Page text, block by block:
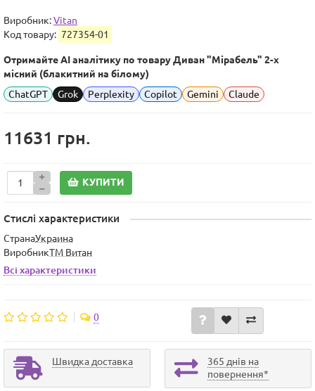
Виробник:Vitan
Код товару: 727354-01
Отримайте AI аналітику по товару Диван "Мірабель" 2-х
місний (блакитний на білому)
ChatGPT
Grok Perplexity Copilot Gemini Claude
11631 грн.
КУПИТИ
Стислі характеристики
СтранаУкраина
ВиробникТМ Витан
Всі характеристики
0
Швидка доставка
365 днів на
повернення*